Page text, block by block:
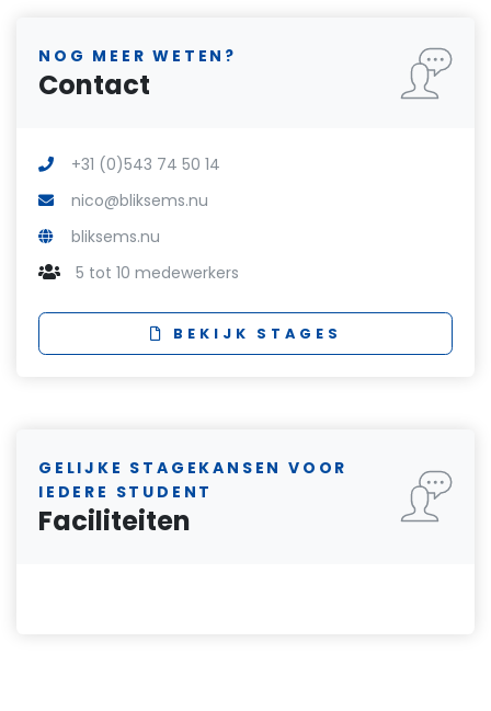
NOG MEER WETEN?
Contact
+31 (0)543 74 50 14
nico@bliksems.nu
bliksems.nu
5 tot 10 medewerkers
BEKIJK STAGES
GELIJKE STAGEKANSEN VOOR
IEDERE STUDENT
Faciliteiten